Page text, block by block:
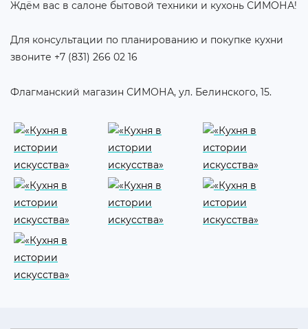
Ждём вас в салоне бытовой техники и кухонь СИМОНА!
Для консультации по планированию и покупке кухни
звоните +7 (831) 266 02 16
Флагманский магазин СИМОНА, ул. Белинского, 15.